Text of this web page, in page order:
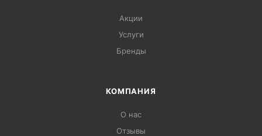
Акции
Услуги
Бренды
КОМПАНИЯ
О нас
Отзывы